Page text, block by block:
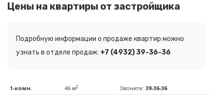
Цены на квартиры от застройщика
Подробную информации о продаже квартир можно
узнать в отделе продаж: +7 (4932) 39-36-36
1-комн. 46 м2 Звоните: 39-36-36